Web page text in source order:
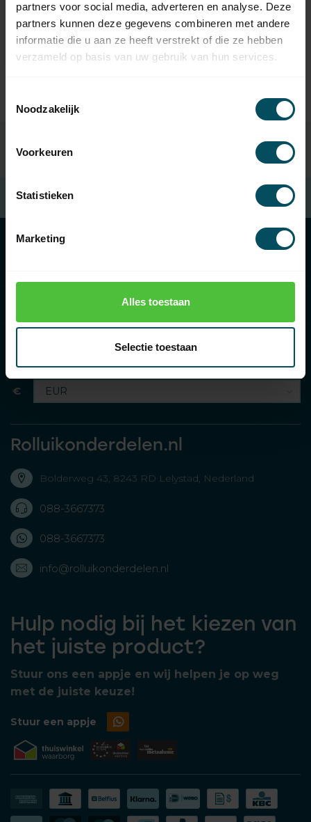
partners voor social media, adverteren en analyse. Deze
partners kunnen deze gegevens combineren met andere
informatie die u aan ze heeft verstrekt of die ze hebben
verzameld op basis van uw gebruik van hun services.
Noodzakelijk
Voorkeuren
Statistieken
Marketing
Alles toestaan
Selectie toestaan
draadloos codeklavier
RTS, metalen
behuizing
Niet op voorraad
Gratis verzending bij besteding van € 100,- (in NL)
€
Rolluikonderdelen.nl
Bolderweg 43, 8243 RD Lelystad, Nederland
088-3667373
088-3667373
info@rolluikonderdelen.nl
Hulp nodig bij het kiezen van
het juiste product?
Stuur ons een appje en wij helpen je op weg
met de juiste keuze!
Stuur een appje